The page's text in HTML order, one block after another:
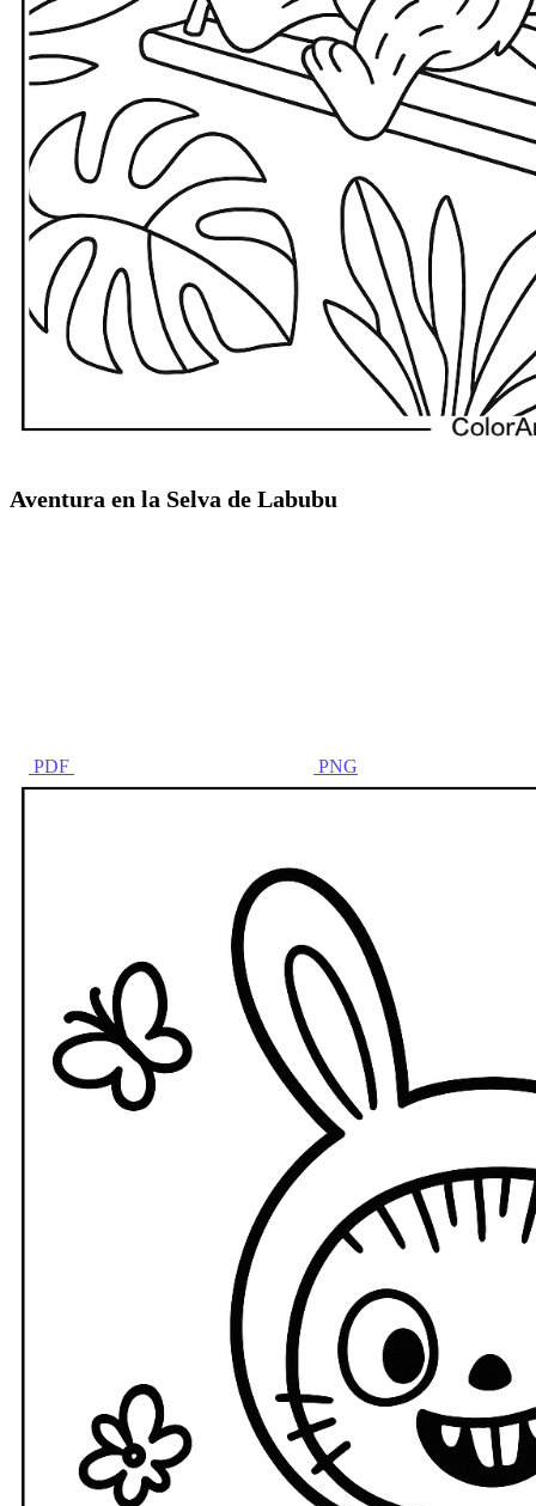
Aventura en la Selva de Labubu
PDF PNG